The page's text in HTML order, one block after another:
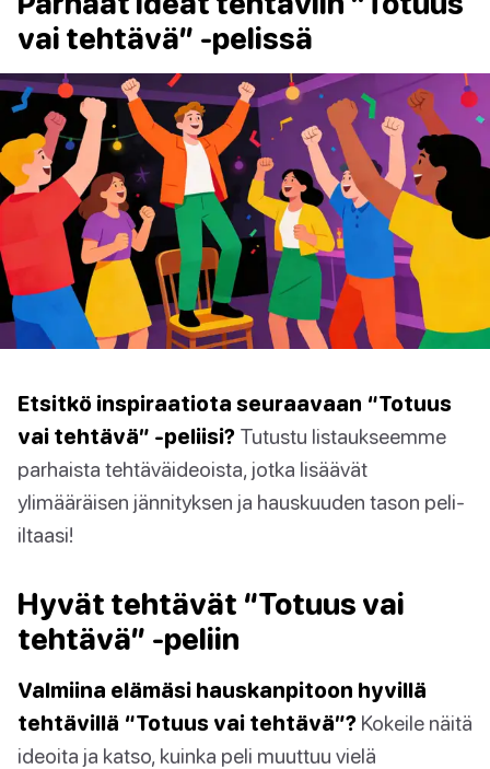
vai tehtävä” -pelissä
Etsitkö inspiraatiota seuraavaan “Totuus
vai tehtävä” -peliisi? Tutustu listaukseemme
parhaista tehtäväideoista, jotka lisäävät
ylimääräisen jännityksen ja hauskuuden tason peli-
iltaasi!
Hyvät tehtävät “Totuus vai
tehtävä” -peliin
Valmiina elämäsi hauskanpitoon hyvillä
tehtävillä “Totuus vai tehtävä”? Kokeile näitä
ideoita ja katso, kuinka peli muuttuu vielä